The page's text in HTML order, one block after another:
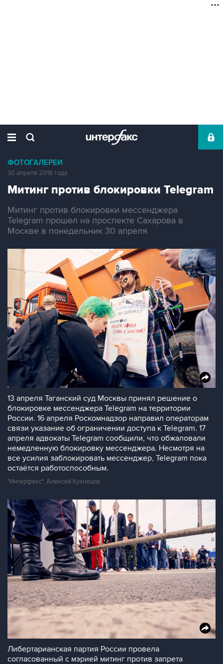
ФОТОГАЛЕРЕИ
30 апреля 2018 года
Митинг против блокировки Telegram
Митинг против блокировки мессенджера
Telegram прошел на проспекте Сахарова в
Москве в понедельник 30 апреля
13 апреля Таганский суд Москвы принял решение о
блокировке мессенджера Telegram на территории
России. 16 апреля Роскомнадзор направил операторам
связи указание об ограничении доступа к Telegram. 17
апреля адвокаты Telegram сообщили, что обжаловали
немедленную блокировку мессенджера. Несмотря на
все усилия заблокировать мессенджер, Telegram пока
остаётся работоспособным.
"Интерфакс", Алексей Кузнецов
Либертарианская партия России провела
согласованный с мэрией митинг против запрета